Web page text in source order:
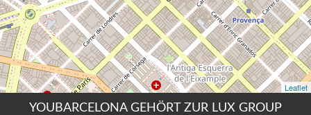
YOUBARCELONA GEHÖRT ZUR LUX GROUP